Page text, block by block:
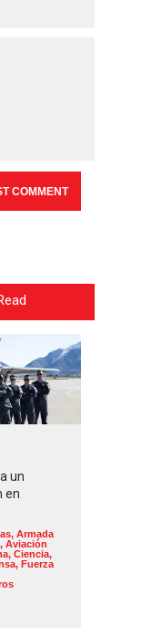
un
en
, Armada
, Aviación
, Ciencia,
, Fuerza